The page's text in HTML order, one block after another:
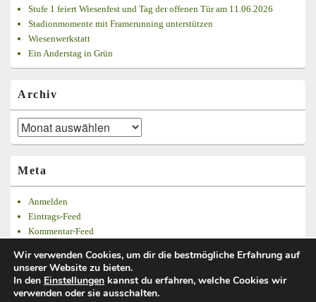
Stufe 1 feiert Wiesenfest und Tag der offenen Tür am 11.06.2026
Stadionmomente mit Framerunning unterstützen
Wiesenwerkstatt
Ein Anderstag in Grün
Archiv
Archiv
Meta
Anmelden
Eintrags-Feed
Kommentar-Feed
Wir verwenden Cookies, um dir die bestmögliche Erfahrung auf
unserer Website zu bieten.
In den Einstellungen kannst du erfahren, welche Cookies wir
verwenden oder sie ausschalten.